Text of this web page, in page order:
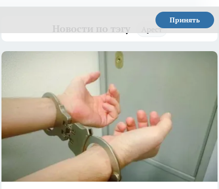
Принять
Арест